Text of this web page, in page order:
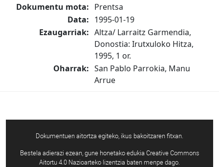
Dokumentu mota: Prentsa
Data: 1995-01-19
Ezaugarriak: Altza/ Larraitz Garmendia,
Donostia: Irutxuloko Hitza,
1995, 1 or.
Oharrak: San Pablo Parrokia, Manu
Arrue
Dokumentuen aitortza egiteko, ikus bakoitzaren fitxan.
Bestela adierazi ezean, gune honetako edukia Creative Commons
Aitortu 4.0 Nazioarteko lizentzia baten menpe dago.